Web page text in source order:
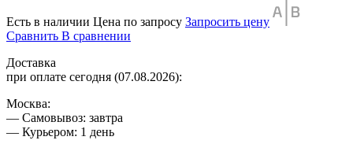
Есть в наличии Цена по запросу Запросить цену
Сравнить В сравнении
Доставка
при оплате сегодня (07.08.2026):
Москва:
— Самовывоз: завтра
— Курьером: 1 день